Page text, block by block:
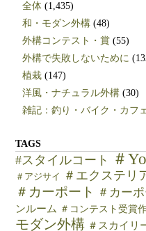
全体 (1,435)
和・モダン外構 (48)
外構コンテスト・賞 (55)
外構で失敗しないために
植栽 (147)
洋風・ナチュラル外構 (30)
雑記：釣り・バイク・カフ
TAGS
#スタイルコート ＃
＃アジサイ ＃エクステリ
＃カーポート ＃カー
ンルーム ＃コンテスト受賞
モダン外構 ＃スカイリ